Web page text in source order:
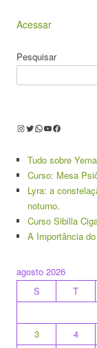
Acessar
Pesquisar
Instagram
Twitter
WhatsApp
Youtube
Facebook
Tudo sobre
Curso: Mesa
Lyra: a
noturno.
Curso Sibilla
A Importância
agosto 2026
S
T
3
4